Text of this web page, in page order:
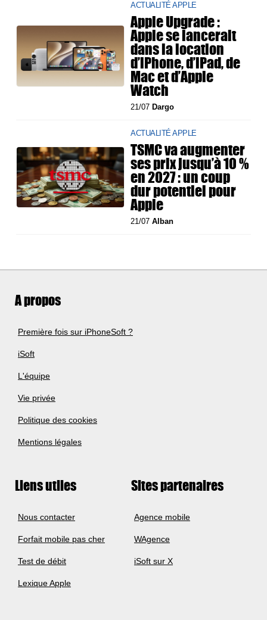
ACTUALITÉ APPLE
Apple Upgrade :
Apple se lancerait
dans la location
d’iPhone, d’iPad, de
Mac et d’Apple
Watch
21/07 Dargo
ACTUALITÉ APPLE
TSMC va augmenter
ses prix jusqu’à 10 %
en 2027 : un coup
dur potentiel pour
Apple
21/07Alban
A propos
Première fois sur iPhoneSoft ?
iSoft
L'équipe
Vie privée
Politique des cookies
Mentions légales
Liens utiles
Nous contacter
Forfait mobile pas cher
Test de débit
Lexique Apple
Sites partenaires
Agence mobile
WAgence
iSoft sur X